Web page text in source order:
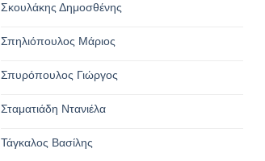
Σκουλάκης Δημοσθένης
Σπηλιόπουλος Μάριος
Σπυρόπουλος Γιώργος
Σταματιάδη Ντανιέλα
Τάγκαλος Βασίλης